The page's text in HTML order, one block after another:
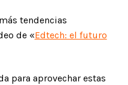
tendencias
de «Edtech: el futuro
para aprovechar estas